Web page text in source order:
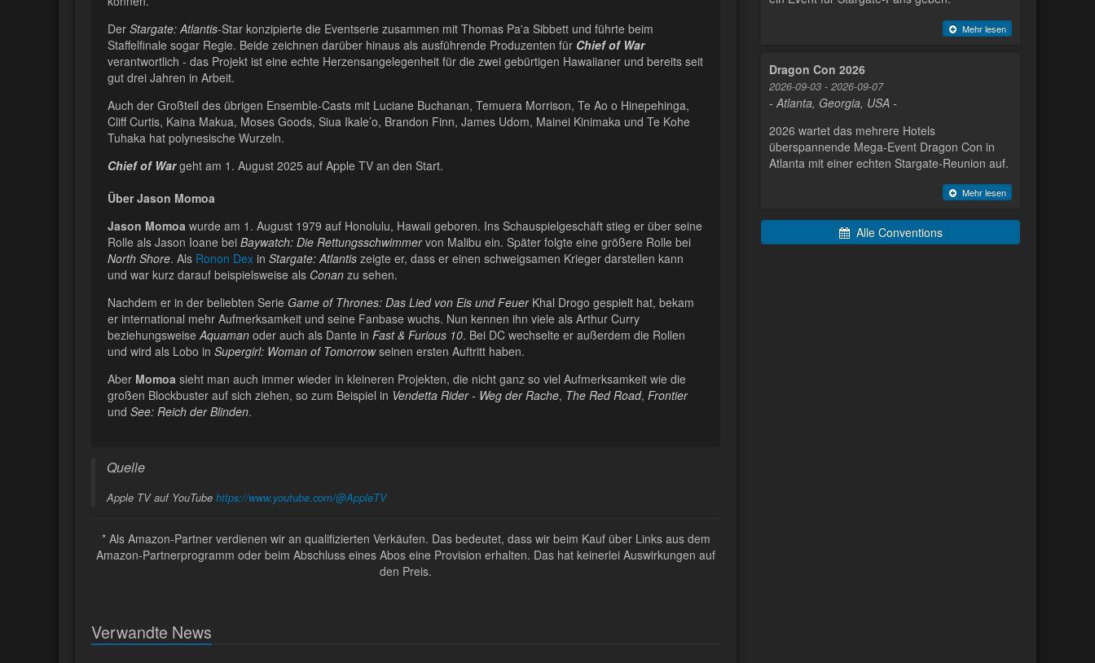
Der Stargate: Atlantis-Star konzipierte die Eventserie zusammen mit Thomas Pa'a Sibbett und führte beim
Staffelfinale sogar Regie. Beide zeichnen darüber hinaus als ausführende Produzenten für Chief of War
verantwortlich - das Projekt ist eine echte Herzensangelegenheit für die zwei gebürtigen Hawaiianer und bereits seit
gut drei Jahren in Arbeit.
Auch der Großteil des übrigen Ensemble-Casts mit Luciane Buchanan, Temuera Morrison, Te Ao o Hinepehinga,
Cliff Curtis, Kaina Makua, Moses Goods, Siua Ikale’o, Brandon Finn, James Udom, Mainei Kinimaka und Te Kohe
Tuhaka hat polynesische Wurzeln.
Chief of Wargeht am 1. August 2025 auf Apple TV an den Start.
Über Jason Momoa
Jason Momoa wurde am 1. August 1979 auf Honolulu, Hawaii geboren. Ins Schauspielgeschäft stieg er über seine
Rolle als Jason Ioane bei Baywatch: Die Rettungsschwimmervon Malibu ein. Später folgte eine größere Rolle bei
North Shore. Als Ronon Dex in Stargate: Atlantis zeigte er, dass er einen schweigsamen Krieger darstellen kann
und war kurz darauf beispielsweise als Conan zu sehen.
Nachdem er in der beliebten Serie Game of Thrones: Das Lied von Eis und FeuerKhal Drogo gespielt hat, bekam
er international mehr Aufmerksamkeit und seine Fanbase wuchs. Nun kennen ihn viele als Arthur Curry
beziehungsweise Aquaman oder auch als Dante in Fast & Furious 10. Bei DC wechselte er außerdem die Rollen
und wird als Lobo in Supergirl: Woman of Tomorrowseinen ersten Auftritt haben.
Aber Momoa sieht man auch immer wieder in kleineren Projekten, die nicht ganz so viel Aufmerksamkeit wie die
großen Blockbuster auf sich ziehen, so zum Beispiel in Vendetta Rider - Weg der Rache, The Red Road, Frontier
und See: Reich der Blinden.
Quelle
Apple TV auf YouTube https://www.youtube.com/@AppleTV
* Als Amazon-Partner verdienen wir an qualifizierten Verkäufen. Das bedeutet, dass wir beim Kauf über Links aus dem
Amazon-Partnerprogramm oder beim Abschluss eines Abos eine Provision erhalten. Das hat keinerlei Auswirkungen auf
den Preis.
Verwandte News
Mehr lesen
Dragon Con 2026
2026-09-03 - 2026-09-07
- Atlanta, Georgia, USA -
2026 wartet das mehrere Hotels
überspannende Mega-Event Dragon Con in
Atlanta mit einer echten Stargate-Reunion auf.
Mehr lesen
Alle Conventions